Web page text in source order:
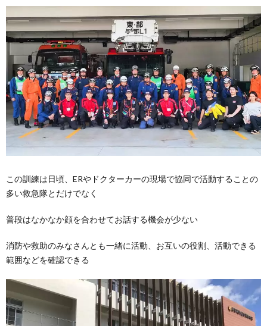
この訓練は日頃、ERやドクターカーの現場で協同で活動することの
多い救急隊とだけでなく
普段はなかなか顔を合わせてお話する機会が少ない
消防や救助のみなさんとも一緒に活動、お互いの役割、活動できる
範囲などを確認できる